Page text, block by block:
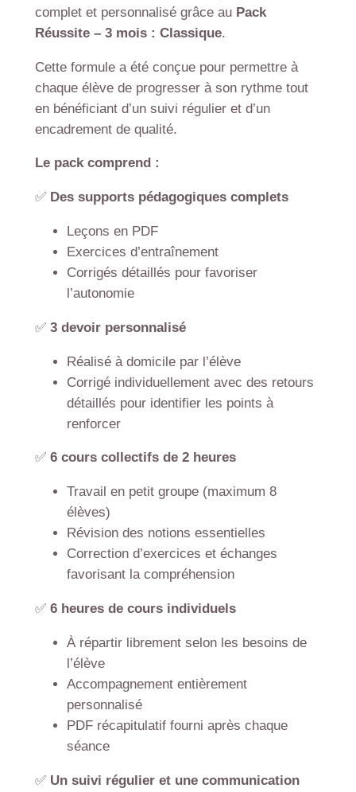
complet et personnalisé grâce au Pack
Réussite – 3 mois : Classique.
Cette formule a été conçue pour permettre à
chaque élève de progresser à son rythme tout
en bénéficiant d’un suivi régulier et d’un
encadrement de qualité.
Le pack comprend :
✅ Des supports pédagogiques complets
Leçons en PDF
Exercices d’entraînement
Corrigés détaillés pour favoriser
l’autonomie
✅ 3 devoir personnalisé
Réalisé à domicile par l’élève
Corrigé individuellement avec des retours
détaillés pour identifier les points à
renforcer
✅ 6 cours collectifs de 2 heures
Travail en petit groupe (maximum 8
élèves)
Révision des notions essentielles
Correction d’exercices et échanges
favorisant la compréhension
✅ 6 heures de cours individuels
À répartir librement selon les besoins de
l’élève
Accompagnement entièrement
personnalisé
PDF récapitulatif fourni après chaque
séance
✅ Un suivi régulier et une communication